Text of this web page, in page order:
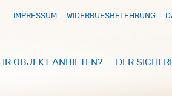
IMPRESSUM WIDERRUFSBELEHRUNG
OBJEKT ANBIETEN? DER